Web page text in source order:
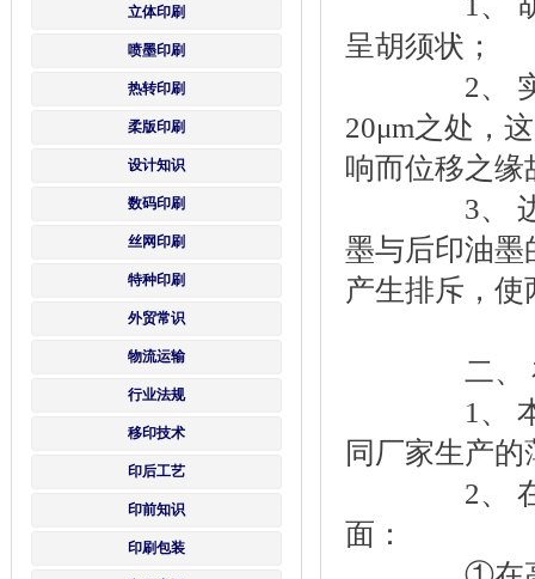
立体印刷
喷墨印刷
热转印刷
柔版印刷
设计知识
数码印刷
丝网印刷
特种印刷
外贸常识
物流运输
行业法规
移印技术
印后工艺
印前知识
印刷包装
呈胡须状；
2、 实
20μm之处，
响而位移之缘
3、 边缘
墨与后印油墨
产生排斥，
二、 在凹
1、 本身的
同厂家生产
2、
面：